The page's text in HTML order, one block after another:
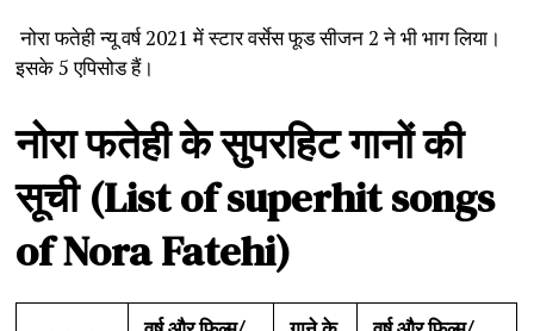
नोरा फतेही न्यू वर्ष 2021 में स्टार वर्सेस फूड सीजन 2 ने भी भाग लिया।
इसके 5 एपिसोड हैं।
नोराफतेहीकेसुपरहिटगानोंकी
सूची(List of superhit songs
of Nora Fatehi)